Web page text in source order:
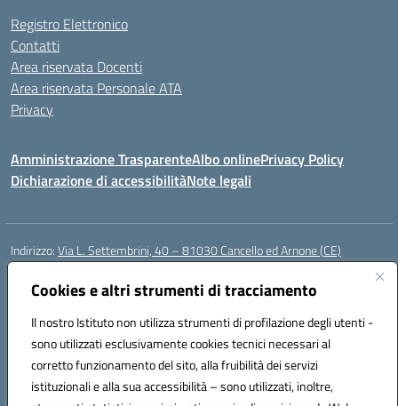
Cookies e altri strumenti di tracciamento
Il nostro Istituto non utilizza strumenti di profilazione degli utenti -
sono utilizzati esclusivamente cookies tecnici necessari al
corretto funzionamento del sito, alla fruibilità dei servizi
istituzionali e alla sua accessibilità – sono utilizzati, inoltre,
Registro Elettronico
Contatti
Area riservata Docenti
Area riservata Personale ATA
Privacy
Amministrazione TrasparenteAlbo onlinePrivacy Policy
Dichiarazione di accessibilitàNote legali
Indirizzo:Via L. Settembrini, 40 – 81030 Cancello ed Arnone (CE)
Centralino:
Posta elettronica certificata (PEC):ceic818008@pec.istruzione.it
Codice fiscale: 80009710619
Codice meccanografico:CEIC818008
Codice Indice delle Pubbliche Amministrazioni (IPA): istsc_ceic818008
Codice unico di fatturazione (CUF): UF0QMA